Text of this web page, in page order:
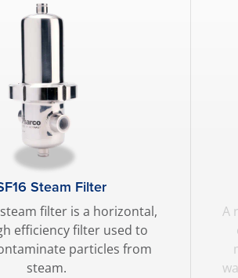
Steam Filter
steam filter is a horizontal,
efficiency filter used to
particles from
steam.
A